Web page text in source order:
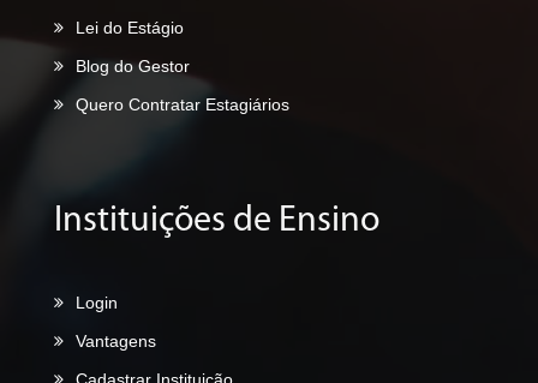
Lei do Estágio
Blog do Gestor
Quero Contratar Estagiários
Instituições de Ensino
Login
Vantagens
Cadastrar Instituição